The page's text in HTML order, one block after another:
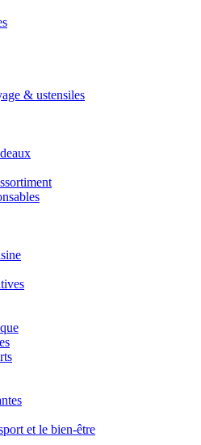
& ustensiles
et le bien-être